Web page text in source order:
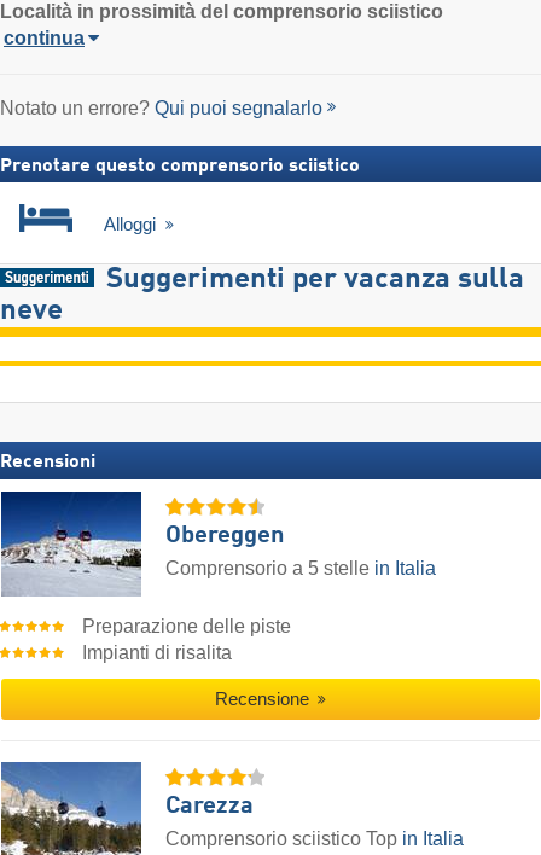
Località in prossimità del comprensorio sciistico
continua
Notato un errore? Qui puoi segnalarlo
Prenotare questo comprensorio sciistico
Alloggi
Suggerimenti per vacanza sulla
neve
Recensioni
Obereggen
Comprensorio a 5 stelle in Italia
Preparazione delle piste
Impianti di risalita
Recensione
Carezza
Comprensorio sciistico Top in Italia